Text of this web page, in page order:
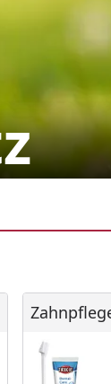
Zahnpflege